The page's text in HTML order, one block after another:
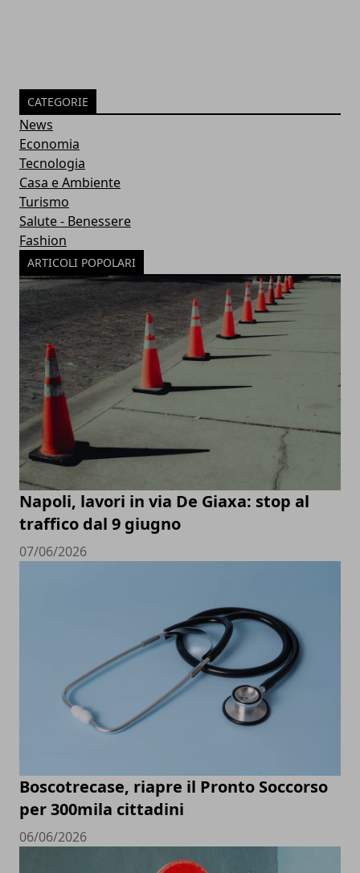
CATEGORIE
News
Economia
Tecnologia
Casa e Ambiente
Turismo
Salute - Benessere
Fashion
ARTICOLI POPOLARI
Napoli, lavori in via De Giaxa: stop al
traffico dal 9 giugno
07/06/2026
Boscotrecase, riapre il Pronto Soccorso
per 300mila cittadini
06/06/2026